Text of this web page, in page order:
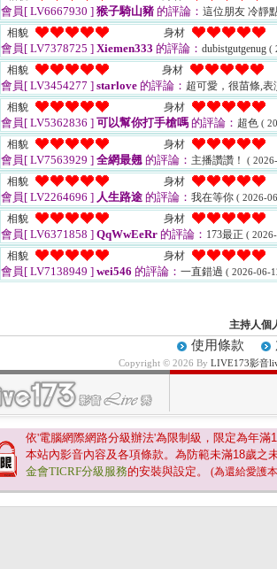
會員[ LV6667930 ] 猴子騎山豬 的評論： 這位朋友 冷靜
相貌
身材
會員[ LV7378725 ] Xiemen333 的評論： dubistgutgenug (
相貌 身材
會員[ LV3454277 ] starlove 的評論： 超可愛，很苗條,
相貌
身材
會員[ LV5362836 ] 可以幫你打手槍嗎 的評論： 超色 (
相貌 身材
會員[ LV7563929 ] 全網最翹 的評論： 主播讚讚！ (
相貌 身材
會員[ LV2264696 ] 人生路途 的評論： 我在等你 ( 2026-
相貌 身材
會員[ LV6371858 ] QqWwEeRr 的評論： 173最正 (
相貌 身材
會員[ LV7138949 ] wei546 的評論： 一直錯過 ( 2026-06-
主持人個
使用條款
Copyright © 2026 By LIVE173影音
依'電腦網際網路分級辦法'為限制級，限定為年滿
本站內影音內容及各項條款。為防範未滿18歲之
金會TICRF分級服務的安裝與設定。 (為還給愛護